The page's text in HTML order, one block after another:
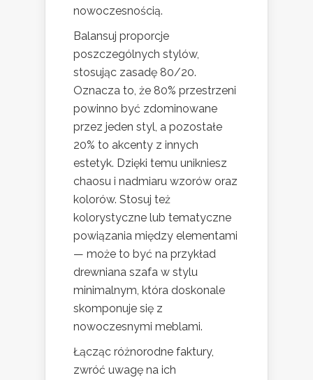
nowoczesnością.
Balansuj proporcje
poszczególnych stylów,
stosując zasadę 80/20.
Oznacza to, że 80% przestrzeni
powinno być zdominowane
przez jeden styl, a pozostałe
20% to akcenty z innych
estetyk. Dzięki temu unikniesz
chaosu i nadmiaru wzorów oraz
kolorów. Stosuj też
kolorystyczne lub tematyczne
powiązania między elementami
— może to być na przykład
drewniana szafa w stylu
minimalnym, która doskonale
skomponuje się z
nowoczesnymi meblami.
Łącząc różnorodne faktury,
zwróć uwagę na ich